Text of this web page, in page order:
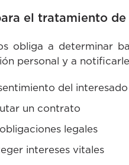
el tratamiento de
obliga a determinar
personal y a
del interesado
un contrato
legales
intereses vitales